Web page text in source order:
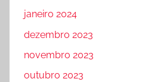
janeiro 2024
dezembro 2023
novembro 2023
outubro 2023